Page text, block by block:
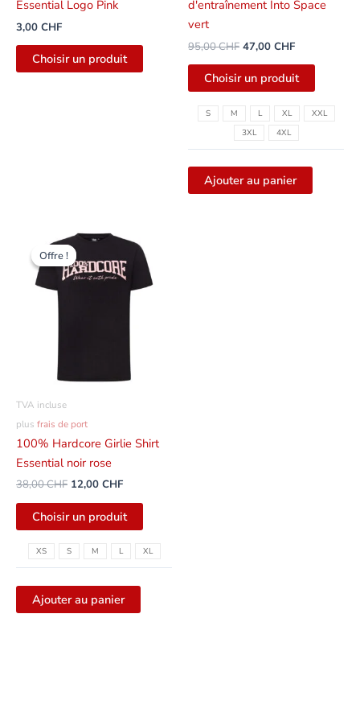
Essential Logo Pink
3,00 CHF
Choisir un produit
d'entraînement Into Space
vert
95,00CHF 47,00 CHF
Choisir un produit
page
S M L XL
XXL
3XL
4XL
Ajouter au panier
Offre !
Offre !
TVA incluse
plus frais de port
100% Hardcore Girlie Shirt
Essential noir rose
38,00CHF
Le
prix
initial
était
12,00 CHF
Le
prix
actuel
est
de
12,00
Choisir un produit
produit
présente
la
produit
XS S M L XL
Ajouter au panier